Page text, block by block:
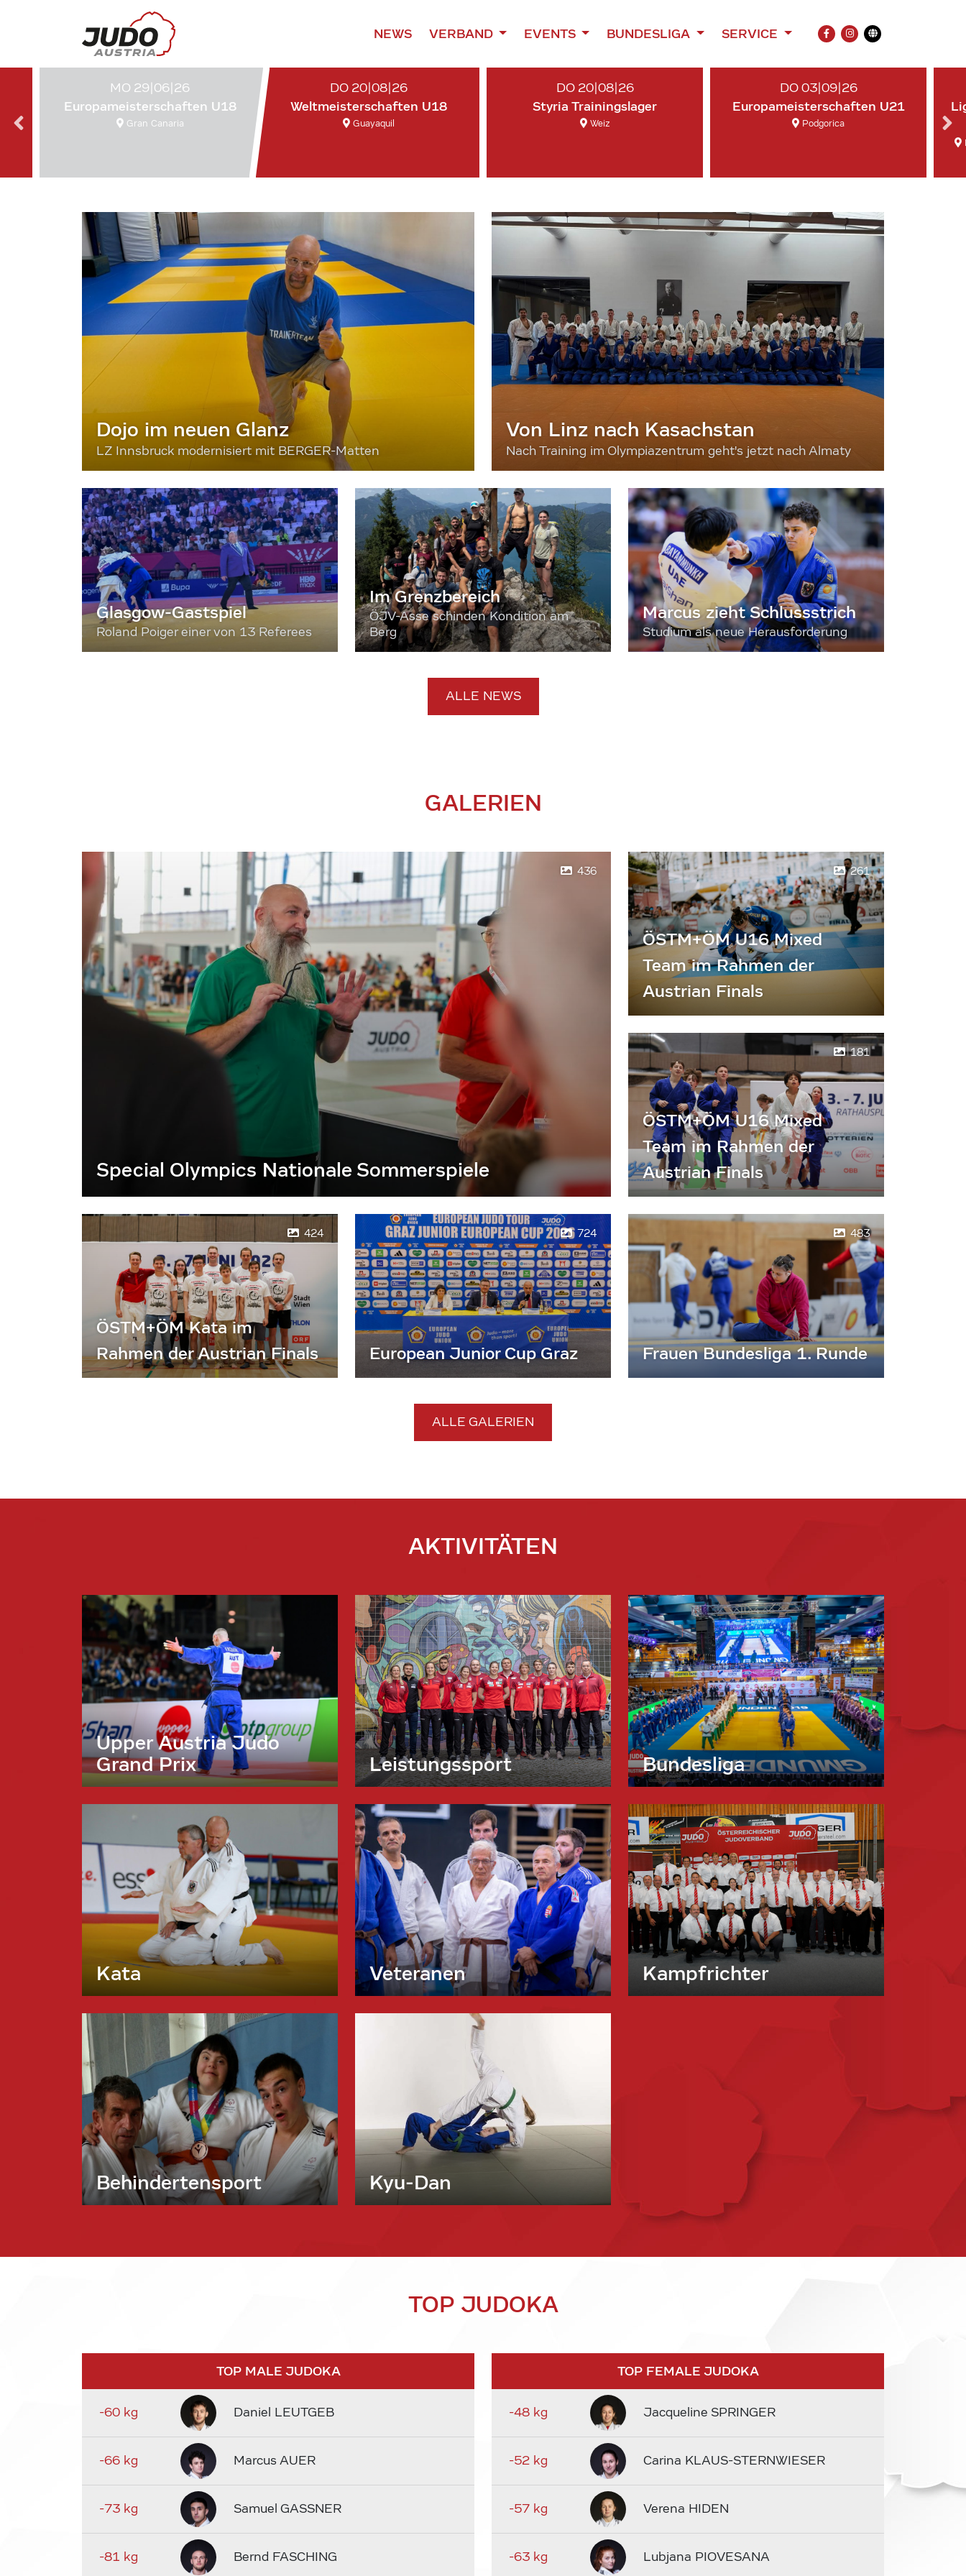
NEWS VERBAND EVENTS BUNDESLIGA SERVICE
FACEBOOK
INSTAGRAM
Übersetzung
MO 29|06|26
Europameisterschaften U18
Gran Canaria
DO 20|08|26
Weltmeisterschaften U18
Guayaquil
DO 20|08|26
Styria Trainingslager
Weiz
DO 03|09|26
Europameisterschaften U21
Podgorica
Dojo im neuen Glanz
LZ Innsbruck modernisiert mit BERGER-Matten
Von Linz nach Kasachstan
Nach Training im Olympiazentrum geht's jetzt nach Almaty
Glasgow-Gastspiel
Roland Poiger einer von 13 Referees
Im Grenzbereich
ÖJV-Asse schinden Kondition am
Berg
Marcus zieht Schlussstrich
Studium als neue Herausforderung
ALLE NEWS
GALERIEN
436
Special Olympics Nationale Sommerspiele
261
ÖSTM+ÖM U16 Mixed
Team im Rahmen der
Austrian Finals
181
ÖSTM+ÖM U16 Mixed
Team im Rahmen der
Austrian Finals
424
ÖSTM+ÖM Kata im
Rahmen der Austrian Finals
724
European Junior Cup Graz
483
Frauen Bundesliga 1. Runde
ALLE GALERIEN
AKTIVITÄTEN
Upper Austria Judo
Grand Prix
Leistungssport Bundesliga
Kata Veteranen Kampfrichter
Behindertensport Kyu-Dan
TOP JUDOKA
TOP MALE JUDOKA
-60 kg Daniel LEUTGEB
-66 kg Marcus AUER
-73 kg Samuel GASSNER
-81 kg Bernd FASCHING
TOP FEMALE JUDOKA
-48 kg Jacqueline SPRINGER
-52 kg Carina KLAUS-STERNWIESER
-57 kg Verena HIDEN
-63 kg Lubjana PIOVESANA